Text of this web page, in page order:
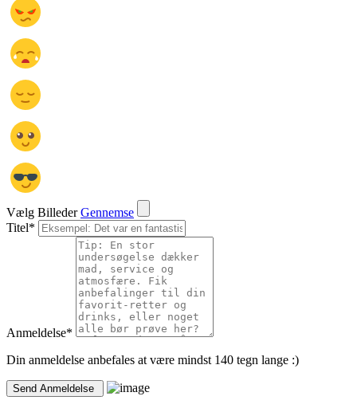
Vælg Billeder Gennemse
Titel*
Anmeldelse*
Din anmeldelse anbefales at være mindst 140 tegn lange :)